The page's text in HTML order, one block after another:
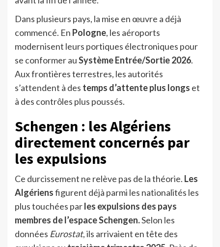
Dans plusieurs pays, la mise en œuvre a déjà
commencé. En Pologne, les aéroports
modernisent leurs portiques électroniques pour
se conformer auSystème Entrée/Sortie 2026.
Aux frontières terrestres, les autorités
s’attendent à des temps d’attente plus longs et
à des contrôles plus poussés.
Schengen : les Algériens
directement concernés par
les expulsions
Ce durcissement ne relève pas de la théorie. Les
Algériensfigurent déjà parmi les nationalités les
plus touchées parles expulsions des pays
membres de l’espace Schengen.Selon les
données Eurostat, ils arrivaient en tête des